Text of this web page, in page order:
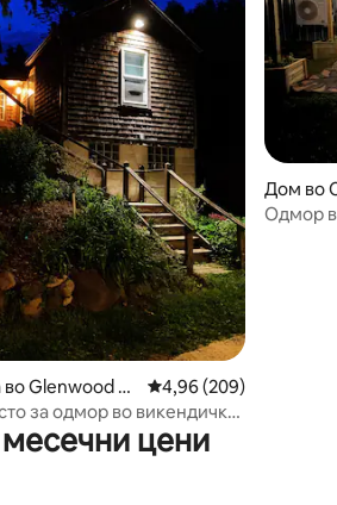
5, 41 рецензии
Glenwood Ci
Просечна оцена: 4,96
4,96 (209)
за одмор во викендичка
Дом во
Одмор
цени